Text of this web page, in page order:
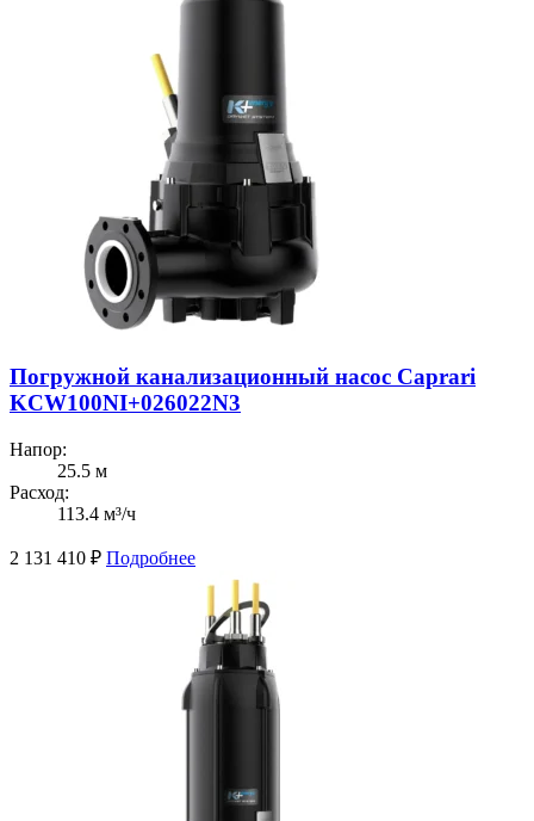
Погружной канализационный насос Caprari
KCW100NI+026022N3
Напор:
25.5 м
Расход:
113.4 м³/ч
2 131 410 ₽ Подробнее